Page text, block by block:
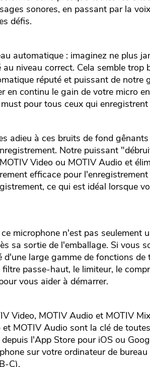
sonores, en passant par la
défis.
automatique : imaginez ne plus
niveau correct. Cela semble trop
réputé et puissant de notre
en continu le gain de votre micro
pour tous ceux qui
adieu à ces bruits de fond
Notre puissant
Video ou MOTIV Audio et
efficace pour
ce qui est idéal lorsque
microphone n'est pas seulement
sa sortie de l'emballage. Si vous
large gamme de fonctions
passe-haut, le limiteur, le
vous aider à démarrer.
Video, MOTIV Audio et MOTIV
MOTIV Audio sont la clé de
l'App Store pour iOS ou
sur votre ordinateur de
C).